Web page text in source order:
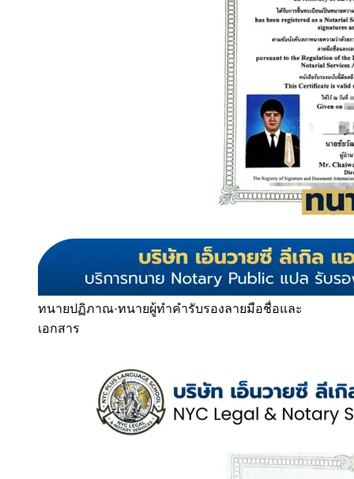
ทนายปฏิภาณ·ทนายผู้ทำคำรับรองลายมือชื่อและ
เอกสาร